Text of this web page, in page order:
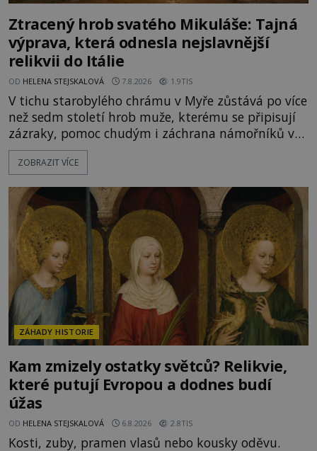
Ztracený hrob svatého Mikuláše: Tajná
výprava, která odnesla nejslavnější
relikvii do Itálie
OD HELENA STEJSKALOVÁ 7.8.2026 1.9TIS
V tichu starobylého chrámu v Myře zůstává po více
než sedm století hrob muže, kterému se připisují
zázraky, pomoc chudým i záchrana námořníků v
bouřích. Pak ale přichází rok 1087 a klidné místo
se mění v dějiště podivné noční výpravy. Skupina
Mikuláše a odváží jeho ostatky přes moře do Bari.
Je to zbožná záchrana před nebezpečím, nebo
promyšlená krádež,
ZOBRAZIT VÍCE
ZÁHADY HISTORIE
Kam zmizely ostatky světců? Relikvie,
které putují Evropou a dodnes budí
úžas
OD HELENA STEJSKALOVÁ 6.8.2026 2.8TIS
Kosti, zuby, pramen vlasů nebo kousky oděvu.